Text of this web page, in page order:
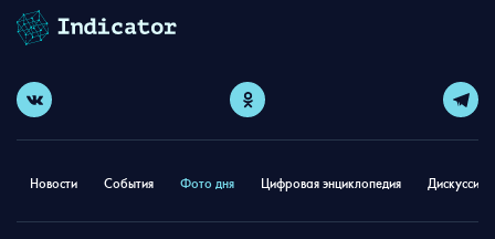
Новости События Фото дня Цифровая энциклопедия